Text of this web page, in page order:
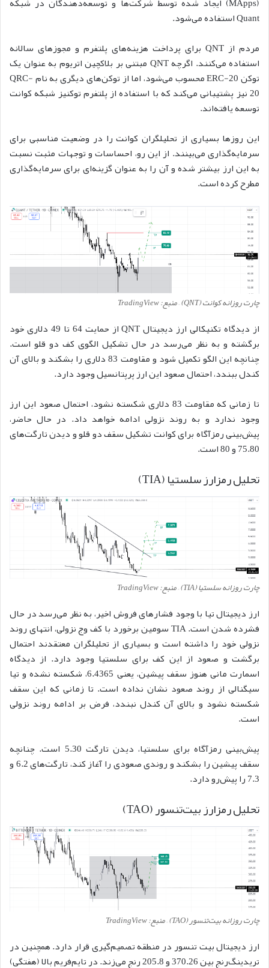
Quant استفاده می‌شود.
مردم از QNT برای پرداخت هزینه‌های پلتفرم و مجوزهای سالانه
استفاده می‌کنند. اگرچه QNT مبتنی بر بلاکچین اتریوم به عنوان یک
توکن ERC-20 محسوب می‌شود، اما از توکن‌های دیگری به نام QRC-
20 نیز پشتیبانی می‌کند که با استفاده از پلتفرم توکنیز شبکه کوانت
توسعه یافته‌اند.
این روزها بسیاری از تحلیلگران کوانت را در وضعیت مناسبی برای
سرمایه‌گذاری می‌بینند. از این رو، احساسات و توجهات مثبت نسبت
به این ارز بیشتر شده و آن را به عنوان گزینه‌ای برای سرمایه‌گذاری
مطرح کرده است.
چارت روزانه کوانت (QNT) – منبع: TradingView
از دیدگاه تکنیکالی ارز دیجیتال QNT از حمایت 64 تا 49 دلاری خود
برگشته و به نظر می‌رسد در حال تشکیل الگوی کف دو قلو است.
چنانچه این الگو تکمیل شود و مقاومت 83 دلاری را بشکند و بالای آن
کندل ببندد، احتمال صعود این ارز پرپتانسیل وجود دارد.
تا زمانی که مقاومت 83 دلاری شکسته نشود، احتمال صعود این ارز
وجود ندارد و به روند نزولی ادامه خواهد داد. در حال حاضر،
پیش‌بینی رمزآگاه برای کوانت تشکیل سقف دو قلو و دیدن تارگت‌های
75.80 و 80 است.
تحلیل رمزارز سلستیا (TIA)
چارت روزانه سلستیا (TIA) – منبع: TradingView
ارز دیجیتال تیا با وجود فشارهای فروش اخیر، به نظر می‌رسد در حال
فشرده شدن است. TIA سومین برخورد با کف وج نزولی، انتهای روند
نزولی خود را داشته است و بسیاری از تحلیلگران معتقدند احتمال
برگشت و صعود از این کف برای سلستیا وجود دارد. از دیدگاه
اسمارت مانی هنوز سقف پیشین، یعنی 6.4365، شکسته نشده و تیا
سیگنالی از روند صعود نشان نداده است. تا زمانی که این سقف
شکسته نشود و بالای آن کندل نبندد، فرض بر ادامه روند نزولی
است.
پیش‌بینی رمزآگاه برای سلستیا، دیدن تارگت 5.30 است. چنانچه
سقف پیشین را بشکند و روندی صعودی را آغاز کند، تارگت‌های 6.2 و
7.3 را پیش‌رو دارد.
تحلیل رمزارز بیت‌تنسور (TAO)
چارت روزانه بیت‌تنسور (TAO) – منبع: TradingView
ارز دیجیتال بیت تنسور در منطقه تصمیم‌گیری قرار دارد. همچنین در
تریدینگ‌رنج بین 370.26 و 205.8 رنج می‌زند. در تایم‌فریم بالا (هفتگی)